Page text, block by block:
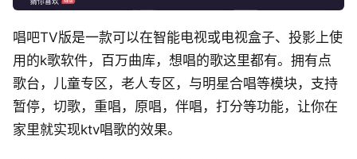
唱吧TV版是一款可以在智能电视或电视盒子、投影上使
用的k歌软件，百万曲库，想唱的歌这里都有。拥有点
歌台，儿童专区，老人专区，与明星合唱等模块，支持
暂停，切歌，重唱，原唱，伴唱，打分等功能，让你在
家里就实现ktv唱歌的效果。